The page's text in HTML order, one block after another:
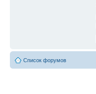
Список форумов